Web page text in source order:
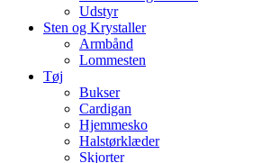
Udstyr
Sten og Krystaller
Armbånd
Lommesten
Tøj
Bukser
Cardigan
Hjemmesko
Halstørklæder
Skjorter